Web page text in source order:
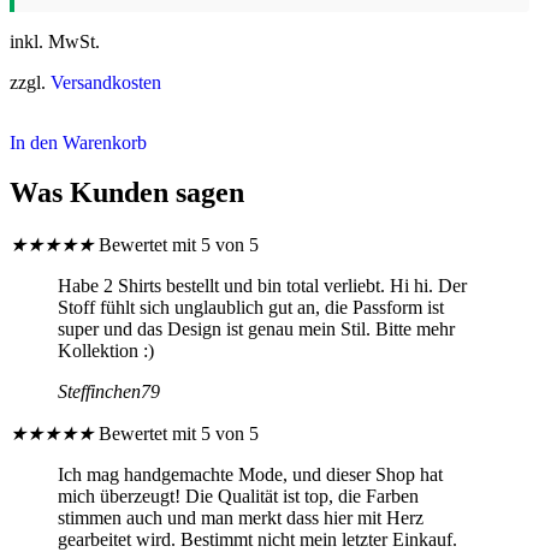
inkl. MwSt.
zzgl. Versandkosten
In den Warenkorb
Was Kunden sagen
★★★★★ Bewertet mit 5 von 5
Habe 2 Shirts bestellt und bin total verliebt. Hi hi. Der
Stoff fühlt sich unglaublich gut an, die Passform ist
super und das Design ist genau mein Stil. Bitte mehr
Kollektion :)
Steffinchen79
★★★★★ Bewertet mit 5 von 5
Ich mag handgemachte Mode, und dieser Shop hat
mich überzeugt! Die Qualität ist top, die Farben
stimmen auch und man merkt dass hier mit Herz
gearbeitet wird. Bestimmt nicht mein letzter Einkauf.